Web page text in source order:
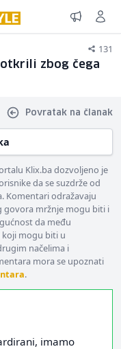
131
zbog čega
Povratak na članak
Klix.ba dozvoljeno je
da se suzdrže od
Komentari odražavaju
govora mržnje mogu biti i
da među
mogu biti u
načelima i
mora se upoznati
.
imamo